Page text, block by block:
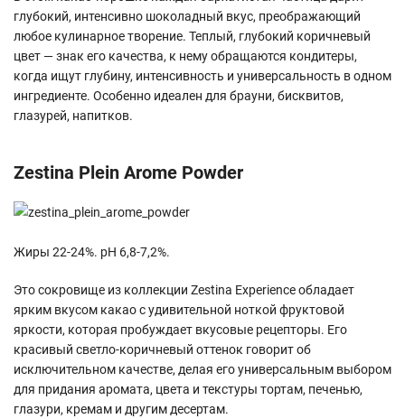
глубокий, интенсивно шоколадный вкус, преображающий
любое кулинарное творение. Теплый, глубокий коричневый
цвет — знак его качества, к нему обращаются кондитеры,
когда ищут глубину, интенсивность и универсальность в одном
ингредиенте. Особенно идеален для брауни, бисквитов,
глазурей, напитков.
Zestina Plein Arome Powder
Жиры 22-24%. pH 6,8-7,2%.
Это сокровище из коллекции Zestina Experience обладает
ярким вкусом какао с удивительной ноткой фруктовой
яркости, которая пробуждает вкусовые рецепторы. Его
красивый светло-коричневый оттенок говорит об
исключительном качестве, делая его универсальным выбором
для придания аромата, цвета и текстуры тортам, печенью,
глазури, кремам и другим десертам.